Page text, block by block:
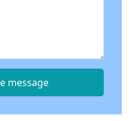
message